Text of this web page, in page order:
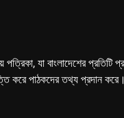
যা বাংলাদেশের প্রতিটি
করে পাঠকদের তথ্য প্রদান করে।